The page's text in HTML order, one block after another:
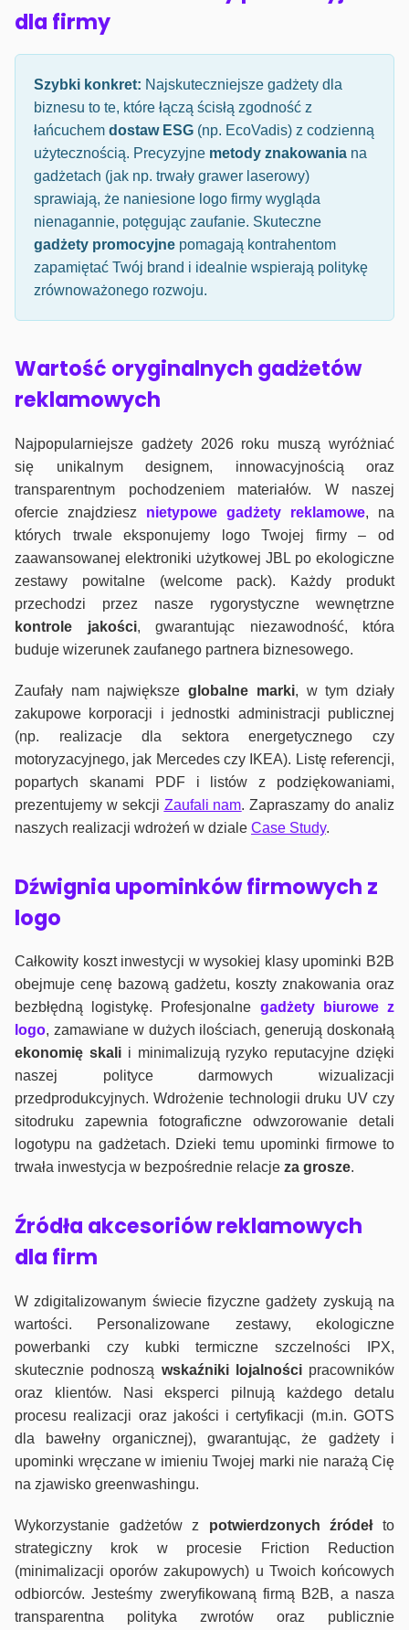
dla firmy
Szybki konkret: Najskuteczniejsze gadżety dla
biznesu to te, które łączą ścisłą zgodność z
łańcuchem dostaw ESG (np. EcoVadis) z codzienną
użytecznością. Precyzyjne metody znakowania na
gadżetach (jak np. trwały grawer laserowy)
sprawiają, że naniesione logo firmy wygląda
nienagannie, potęgując zaufanie. Skuteczne
gadżety promocyjne pomagają kontrahentom
zapamiętać Twój brand i idealnie wspierają politykę
zrównoważonego rozwoju.
Wartość oryginalnych gadżetów
reklamowych
Najpopularniejsze gadżety 2026 roku muszą wyróżniać
się unikalnym designem, innowacyjnością oraz
transparentnym pochodzeniem materiałów. W naszej
ofercie znajdziesz nietypowe gadżety reklamowe, na
których trwale eksponujemy logo Twojej firmy – od
zaawansowanej elektroniki użytkowej JBL po ekologiczne
zestawy powitalne (welcome pack). Każdy produkt
przechodzi przez nasze rygorystyczne wewnętrzne
kontrole jakości, gwarantując niezawodność, która
buduje wizerunek zaufanego partnera biznesowego.
Zaufały nam największeglobalne marki, w tym działy
zakupowe korporacji i jednostki administracji publicznej
(np. realizacje dla sektora energetycznego czy
motoryzacyjnego, jak Mercedes czy IKEA). Listę referencji,
popartych skanami PDF i listów z podziękowaniami,
prezentujemy w sekcji Zaufali nam. Zapraszamy do analiz
naszych realizacji wdrożeń w dziale Case Study.
Dźwignia upominków firmowych z
logo
Całkowity koszt inwestycji w wysokiej klasy upominki B2B
obejmuje cenę bazową gadżetu, koszty znakowania oraz
bezbłędną logistykę. Profesjonalne gadżety biurowe z
logo, zamawiane w dużych ilościach, generują doskonałą
ekonomię skalii minimalizują ryzyko reputacyjne dzięki
naszej polityce darmowych wizualizacji
przedprodukcyjnych. Wdrożenie technologii druku UV czy
sitodruku zapewnia fotograficzne odwzorowanie detali
logotypu na gadżetach. Dzieki temu upominki firmowe to
trwała inwestycja w bezpośrednie relacje za grosze.
Źródła akcesoriów reklamowych
dla firm
W zdigitalizowanym świecie fizyczne gadżety zyskują na
wartości. Personalizowane zestawy, ekologiczne
powerbanki czy kubki termiczne szczelności IPX,
skutecznie podnoszą wskaźniki lojalnościpracowników
oraz klientów. Nasi eksperci pilnują każdego detalu
procesu realizacji oraz jakości i certyfikacji (m.in. GOTS
dla bawełny organicznej), gwarantując, że gadżety i
upominki wręczane w imieniu Twojej marki nie narażą Cię
na zjawisko greenwashingu.
Wykorzystanie gadżetów z potwierdzonych źródełto
strategiczny krok w procesie Friction Reduction
(minimalizacji oporów zakupowych) u Twoich końcowych
odbiorców. Jesteśmy zweryfikowaną firmą B2B, a nasza
transparentna polityka zwrotów oraz publicznie